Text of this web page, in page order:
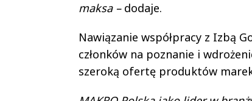
maksa – dodaje.
Nawiązanie współpracy z Izbą
członków na poznanie i
szeroką ofertę produktów